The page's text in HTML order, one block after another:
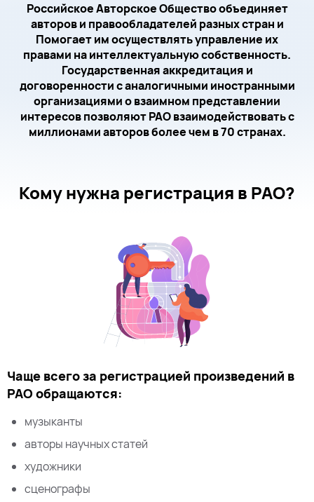
Российское Авторское Общество объединяет
авторов и правообладателей разных стран и
Помогает им осуществлять управление их
правами на интеллектуальную собственность.
Государственная аккредитация и
договоренности с аналогичными иностранными
организациями о взаимном представлении
интересов позволяют РАО взаимодействовать с
миллионами авторов более чем в 70 странах.
Кому нужна регистрация в РАО?
Чаще всего за регистрацией произведений в
РАО обращаются:
музыканты
авторы научных статей
художники
сценографы